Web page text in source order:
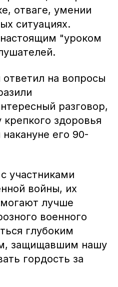
отваге, умении
ситуациях.
настоящим "уроком
на вопросы
разговор,
здоровья
его 90-
участниками
войны, их
лучше
военного
глубоким
защищавшим нашу
гордость за